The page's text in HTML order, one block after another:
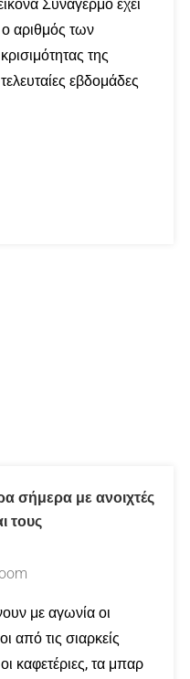
Συναγερμό έχει
ο αριθμός των
της
εβδομάδες
σήμερα με ανοιχτές
τους
με αγωνία οι
από τις σιαρκείς
καφετέριες, τα μπαρ